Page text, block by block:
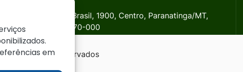
Av. Brasil, 1900, Centro, Paranatinga/MT,
78870-000
os direitos reservados
em